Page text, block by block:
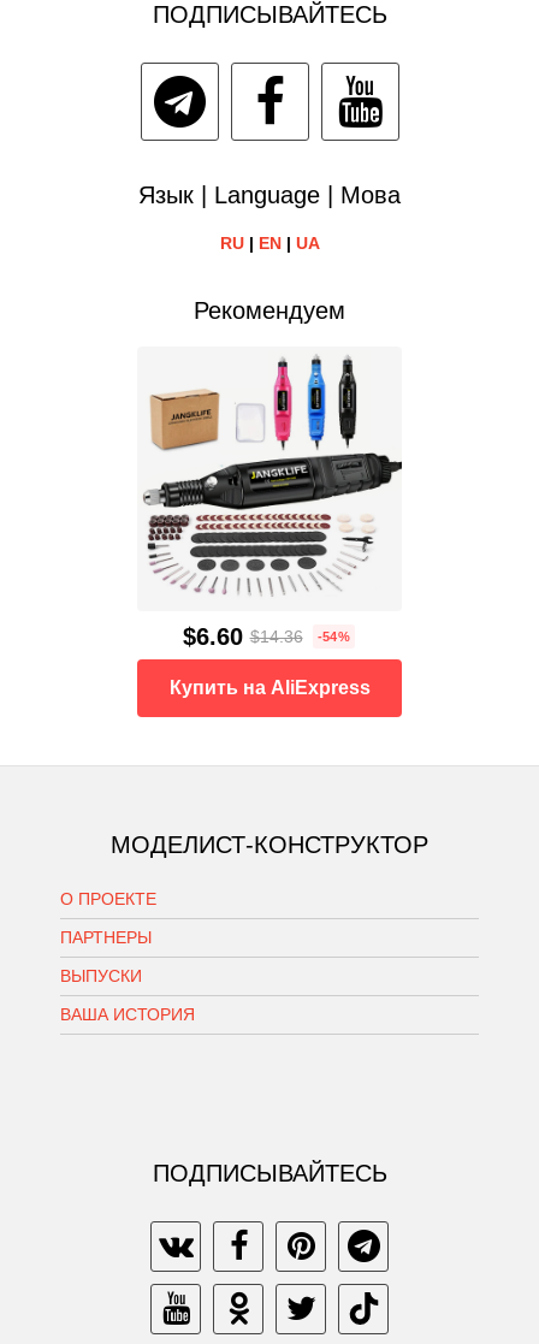
ПОДПИСЫВАЙТЕСЬ
Язык | Language | Мова
RU| EN| UA
Рекомендуем
$6.60 $14.36 -54%
Купить на AliExpress
МОДЕЛИСТ-КОНСТРУКТОР
О ПРОЕКТЕ
ПАРТНЕРЫ
ВЫПУСКИ
ВАША ИСТОРИЯ
ПОДПИСЫВАЙТЕСЬ